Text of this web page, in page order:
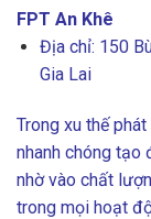
FPT An Khê
Địa chỉ: 150
Gia Lai
Trong xu thế
nhanh chóng tạo
nhờ vào chất
trong mọi hoạt